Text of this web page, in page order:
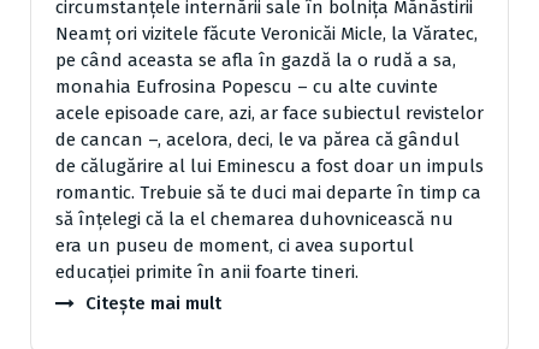
circumstanţele internării sale în bolniţa Mănăstirii
Neamţ ori vizitele făcute Veronicăi Micle, la Văratec,
pe când aceasta se afla în gazdă la o rudă a sa,
monahia Eufrosina Popescu – cu alte cuvinte
acele episoade care, azi, ar face subiectul revistelor
de cancan –, acelora, deci, le va părea că gândul
de călugărire al lui Eminescu a fost doar un impuls
romantic. Trebuie să te duci mai departe în timp ca
să înţelegi că la el chemarea duhovnicească nu
era un puseu de moment, ci avea suportul
educaţiei primite în anii foarte tineri.
Citește mai mult